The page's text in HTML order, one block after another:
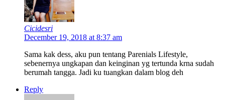
Cicidesri
December 19, 2018 at 8:37 am
Sama kak dess, aku pun tentang Parenials Lifestyle,
sebenernya ungkapan dan keinginan yg tertunda krna sudah
berumah tangga. Jadi ku tuangkan dalam blog deh
Reply